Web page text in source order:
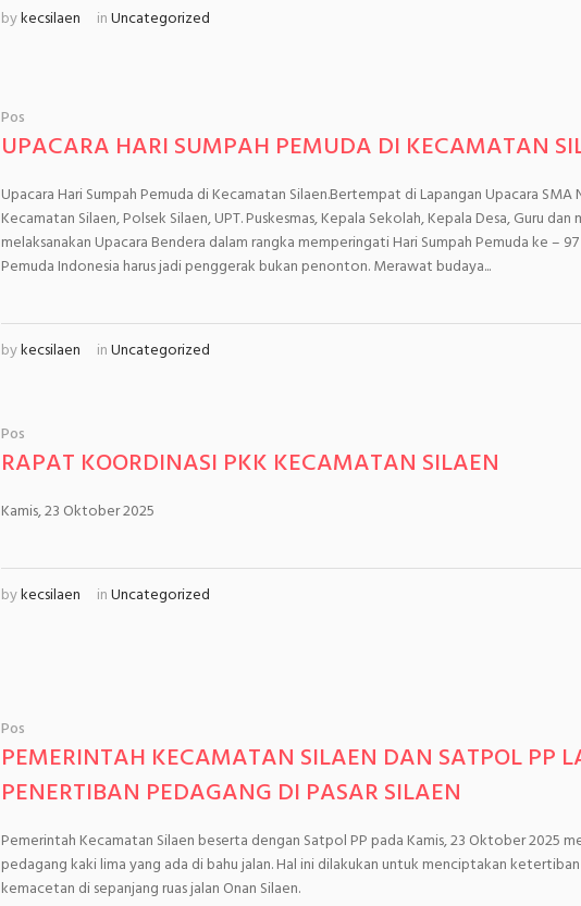
bykecsilaen inUncategorized
Pos
UPACARA HARI SUMPAH PEMUDA DI KECAMATAN
Upacara Hari Sumpah Pemuda di Kecamatan Silaen.Bertempat di Lapangan Upacara SMA
Kecamatan Silaen, Polsek Silaen, UPT. Puskesmas, Kepala Sekolah, Kepala Desa, Guru dan
melaksanakan Upacara Bendera dalam rangka memperingati Hari Sumpah Pemuda ke –
Pemuda Indonesia harus jadi penggerak bukan penonton. Merawat budaya...
bykecsilaen inUncategorized
Pos
RAPAT KOORDINASI PKK KECAMATAN SILAEN
Kamis, 23 Oktober 2025
bykecsilaen inUncategorized
Pos
PEMERINTAH KECAMATAN SILAEN DAN SATPOL PP
PENERTIBAN PEDAGANG DI PASAR SILAEN
Pemerintah Kecamatan Silaen beserta dengan Satpol PP pada Kamis, 23 Oktober 2025
pedagang kaki lima yang ada di bahu jalan. Hal ini dilakukan untuk menciptakan
kemacetan di sepanjang ruas jalan Onan Silaen.